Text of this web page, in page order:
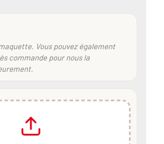
Vous pouvez également
commande pour nous la